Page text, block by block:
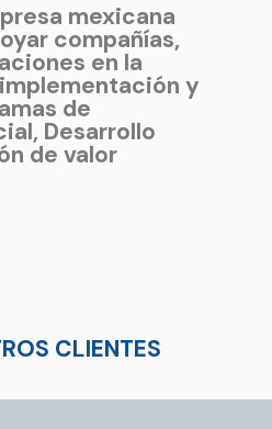
mexicana
compañías,
en la
y
de
Desarrollo
de valor
CLIENTES